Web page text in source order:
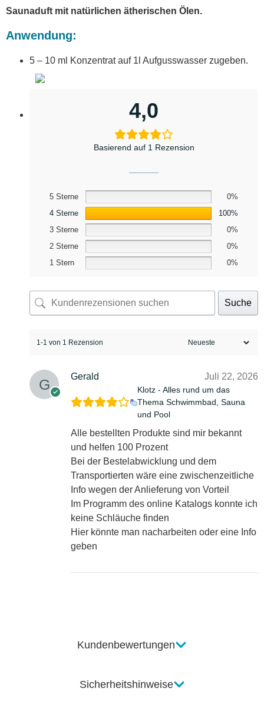
Kundenbewertungen
Sicherheitshinweise
Saunaduft mit natürlichen ätherischen Ölen.
Anwendung:
5 – 10 ml Konzentrat auf 1l Aufgusswasser zugeben.
4,0
Basierend auf 1 Rezension
5 Sterne
0%
4 Sterne
100%
3 Sterne
0%
2 Sterne
0%
1 Stern
0%
Suche
1-1 von 1 Rezension
Gerald Juli 22, 2026
Klotz - Alles rund um das
Thema Schwimmbad, Sauna
und Pool
Alle bestellten Produkte sind mir bekannt
und helfen 100 Prozent
Bei der Bestelabwicklung und dem
Transportierten wäre eine zwischenzeitliche
Info wegen der Anlieferung von Vorteil
Im Programm des online Katalogs konnte ich
keine Schläuche finden
Hier könnte man nacharbeiten oder eine Info
geben